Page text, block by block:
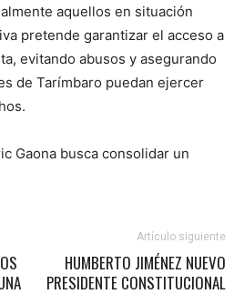
aquellos en situación
pretende garantizar el acceso a
evitando abusos y asegurando
de Tarímbaro puedan ejercer
Gaona busca consolidar un
Artículo siguiente
HUMBERTO JIMÉNEZ NUEVO
PRESIDENTE CONSTITUCIONAL